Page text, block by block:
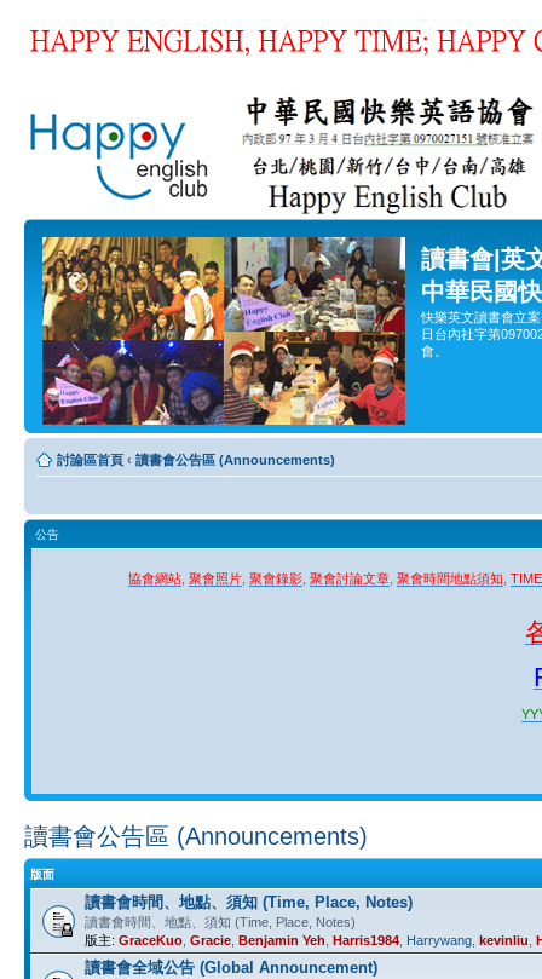
讀書會|英
中華民國
快樂英文讀書會立
日台內社字第
會。
討論區首頁 ‹ 讀書會公告區 (Announcements)
公告
協會網站 聚會照片 聚會錄影 聚會討論文章 聚會時間地點須知
讀書會公告區 (Announcements)
版面
讀書會時間、地點、須知 (Time, Place, Notes)
讀書會時間、地點、須知 (Time, Place, Notes)
版主: GraceKuo Gracie Benjamin Yeh Harris1984 Harrywang kevinliu
讀書會全域公告 (Global Announcement)